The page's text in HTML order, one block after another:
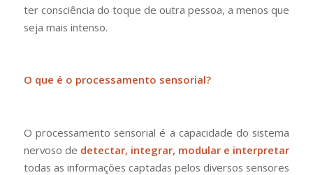
ter consciência do toque de outra pessoa, a menos que
seja mais intenso.
O que é o processamento sensorial?
O processamento sensorial é a capacidade do sistema
nervoso de detectar, integrar, modular e interpretar
todas as informações captadas pelos diversos sensores